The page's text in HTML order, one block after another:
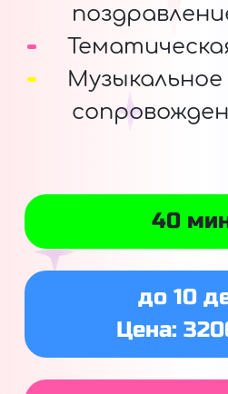
Музыкальное
40
до 10
Цена: